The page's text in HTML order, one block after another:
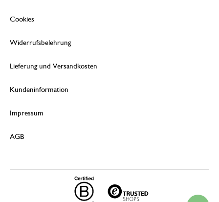
Cookies
Widerrufsbelehrung
Lieferung und Versandkosten
Kundeninformation
Impressum
AGB